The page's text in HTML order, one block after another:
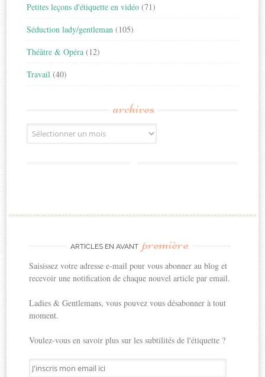
Petites leçons d'étiquette en vidéo (71)
Séduction lady/gentleman (105)
Théâtre & Opéra (12)
Travail (40)
archives
Archives
ARTICLES EN AVANT première
Saisissez votre adresse e-mail pour vous abonner au blog et
recevoir une notification de chaque nouvel article par email.
Ladies & Gentlemans, vous pouvez vous désabonner à tout
moment.
Voulez-vous en savoir plus sur les subtilités de l'étiquette ?
J'inscris